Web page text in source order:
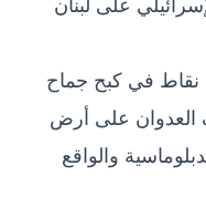
على لبنان
فشل اتفاق التهدئة الذي تضمن 10 نقاط في كبح جماح
العدوان على أرض
والواقع